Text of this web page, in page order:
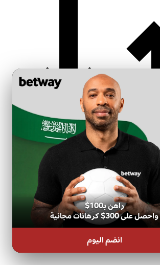
راهن بـ100$
واحصل على 300$ كرهانات مجانية
انضم اليوم